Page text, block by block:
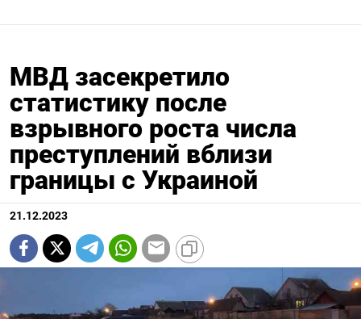
МВД засекретило
статистику после
взрывного роста числа
преступлений вблизи
границы с Украиной
21.12.2023